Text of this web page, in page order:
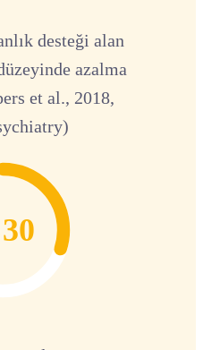
desteği alan
azalma
et al., 2018,